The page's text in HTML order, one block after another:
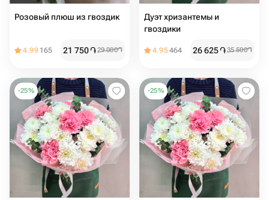
Розовый плюш из гвоздик
4.99 165 21 750֏29 000֏
Дуэт хризантемы и
гвоздики
4.95464 26 625֏35 500֏
-25% -25%